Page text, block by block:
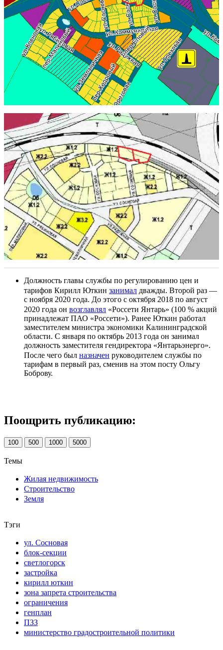
Должность главы службы по регулированию цен и
тарифов Кирилл Юткин занимал дважды. Второй раз —
с ноября 2020 года. До этого с октября 2018 по август
2020 года он возглавлял «Россети Янтарь» (100 % акций
принадлежат ПАО «Россети»). Ранее Юткин работал
заместителем министра экономики Калининградской
области. С января по октябрь 2013 года он занимал
должность заместителя гендиректора «Янтарьэнерго».
После чего был назначен руководителем службы по
тарифам в первый раз, сменив на этом посту Ольгу
Боброву.
Поощрить публикацию:
100 500 1000 5000
Темы
Жилая недвижимость
Строительство
Земля
Тэги
ул. Сосновая
блок-секции
светлогорск
застройка
кирилл юткин
зона запрета строительства
ограничения
генплан
ПЗЗ
министерство градостроительной политики